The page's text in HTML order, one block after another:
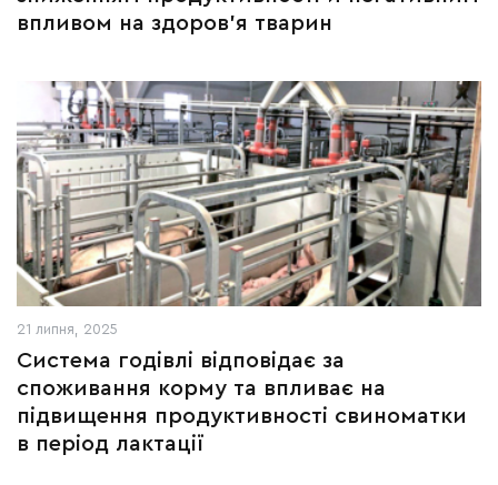
впливом на здоров’я тварин
21 липня, 2025
Система годівлі відповідає за
споживання корму та впливає на
підвищення продуктивності свиноматки
в період лактації